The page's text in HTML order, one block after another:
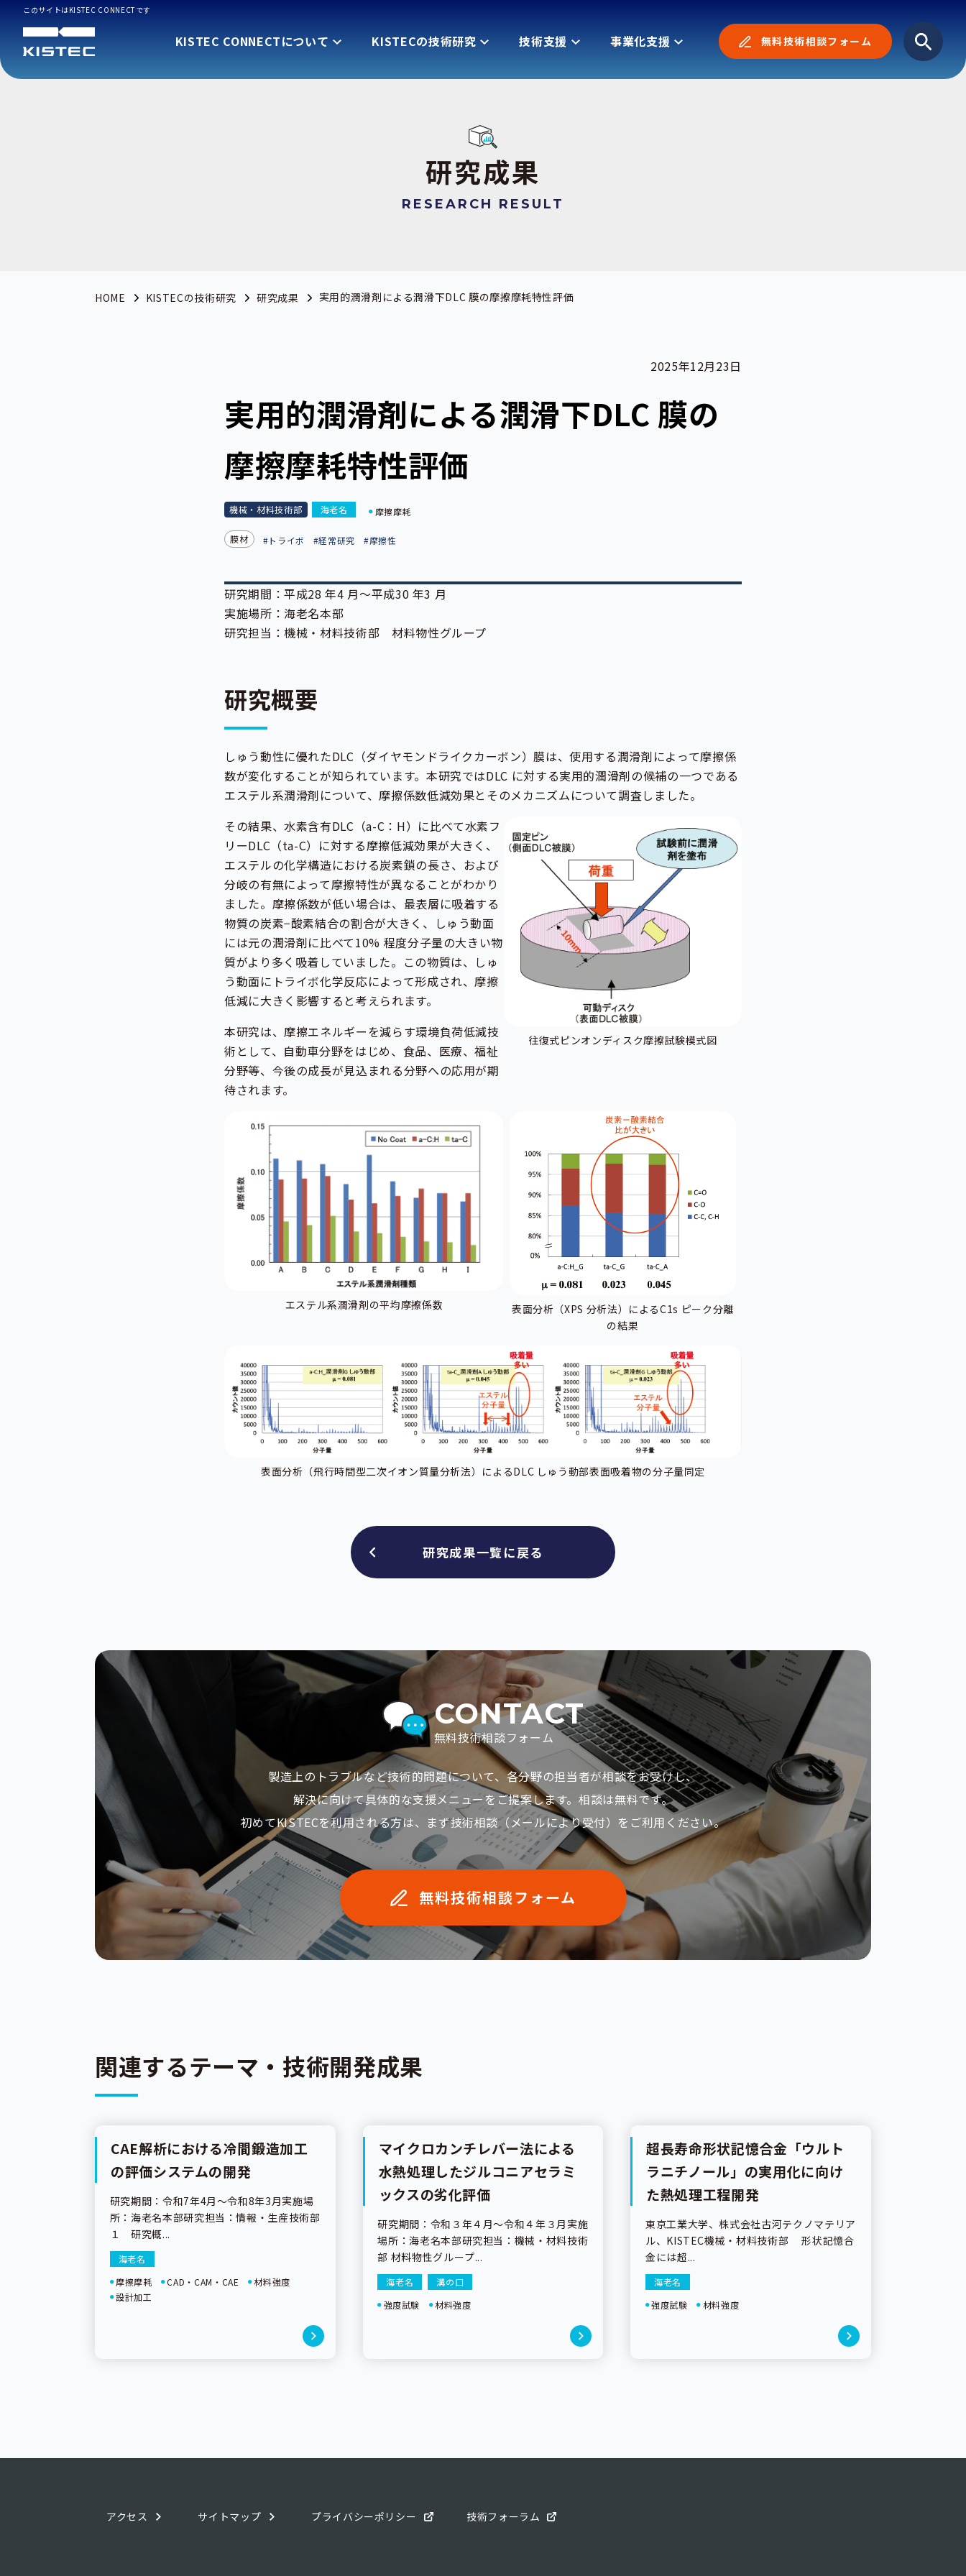
このサイトはKISTEC CONNECTです
無料技術相談フォーム
KISTEC CONNECTについて KISTECの技術研究 技術支援 事業化支援
研究成果
RESEARCH RESULT
HOME KISTECの技術研究 研究成果 実用的潤滑剤による潤滑下DLC 膜の摩擦摩耗特性評価
2025年12月23日
実用的潤滑剤による潤滑下DLC 膜の
摩擦摩耗特性評価
機械・材料技術部 海老名 摩擦摩耗
膜材 #トライボ #経常研究 #摩擦性
研究期間：平成28 年4 月～平成30 年3 月
実施場所：海老名本部
研究担当：機械・材料技術部 材料物性グループ
研究概要
しゅう動性に優れたDLC（ダイヤモンドライクカーボン）膜は、使用する潤滑剤によって摩擦係
数が変化することが知られています。本研究ではDLC に対する実用的潤滑剤の候補の一つである
エステル系潤滑剤について、摩擦係数低減効果とそのメカニズムについて調査しました。
その結果、水素含有DLC（a-C：H）に比べて水素フ
リーDLC（ta-C）に対する摩擦低減効果が大きく、
エステルの化学構造における炭素鎖の長さ、および
分岐の有無によって摩擦特性が異なることがわかり
ました。摩擦係数が低い場合は、最表層に吸着する
物質の炭素−酸素結合の割合が大きく、しゅう動面
には元の潤滑剤に比べて10% 程度分子量の大きい物
質がより多く吸着していました。この物質は、しゅ
う動面にトライボ化学反応によって形成され、摩擦
低減に大きく影響すると考えられます。
本研究は、摩擦エネルギーを減らす環境負荷低減技
術として、自動車分野をはじめ、食品、医療、福祉
分野等、今後の成長が見込まれる分野への応用が期
待されます。
往復式ピンオンディスク摩擦試験模式図
エステル系潤滑剤の平均摩擦係数
表面分析（XPS 分析法）によるC1s ピーク分離
の結果
表面分析（飛行時間型二次イオン質量分析法）によるDLC しゅう動部表面吸着物の分子量同定
研究成果一覧に戻る
CONTACT
無料技術相談フォーム
製造上のトラブルなど技術的問題について、各分野の担当者が相談をお受けし、
解決に向けて具体的な⽀援メニューをご提案します。相談は無料です。
初めてKISTECを利⽤される⽅は、まず技術相談（メールにより受付）をご利⽤ください。
無料技術相談フォーム
関連するテーマ・技術開発成果
研究成果
CAE解析における冷間鍛造加工
の評価システムの開発
研究期間：令和7年4月～令和8年3月実施場
所：海老名本部研究担当：情報・生産技術部
１ 研究概...
海老名
摩擦摩耗
CAD・CAM・CAE
材料強度
設計加工
研究成果
マイクロカンチレバー法による
水熱処理したジルコニアセラミ
ックスの劣化評価
研究期間：令和３年４月〜令和４年３月実施
場所：海老名本部研究担当：機械・材料技術
部 材料物性グループ...
海老名
溝の口
強度試験
材料強度
研究成果
超長寿命形状記憶合金「ウルト
ラニチノール」の実用化に向け
た熱処理工程開発
東京工業大学、株式会社古河テクノマテリア
ル、KISTEC機械・材料技術部 形状記憶合
金には超...
海老名
強度試験
材料強度
アクセス サイトマップ プライバシーポリシー 技術フォーラム